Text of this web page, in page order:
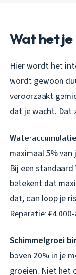
Wat het je
Hier wordt het
wordt gewoon
veroorzaakt
dat je wacht. Dat
maximaal 5%
Bij een standaard
betekent dat
dat, dan loop je
Reparatie:
Schimmelgroei
boven 20% in je
groeien. Niet het